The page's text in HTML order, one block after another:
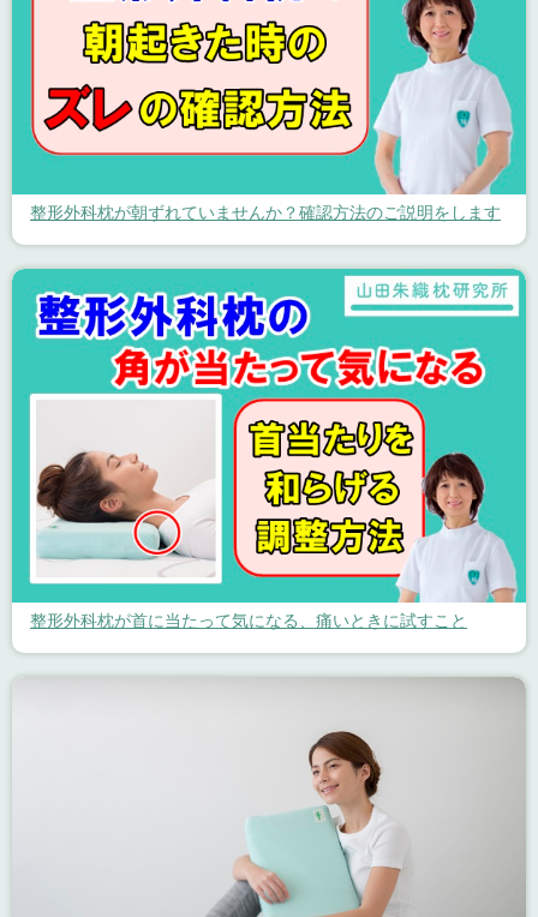
整形外科枕が朝ずれていませんか？確認方法のご説明をします
整形外科枕が首に当たって気になる、痛いときに試すこと